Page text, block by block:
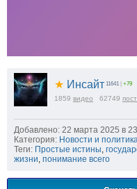
★ Инсайт 11641 | +79
1859 видео 62749
Добавлено: 22 марта 2025 в
Категория: Новости и политика
Теги: Простые истины
жизни понимание всего